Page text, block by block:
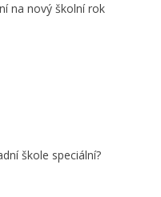
na nový školní rok
škole speciální?